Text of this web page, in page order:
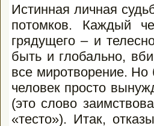
Истинная личная
потомков. Каждый
грядущего – и
быть и глобально,
все миротворение.
человек просто
(это слово
«тесто»). Итак,